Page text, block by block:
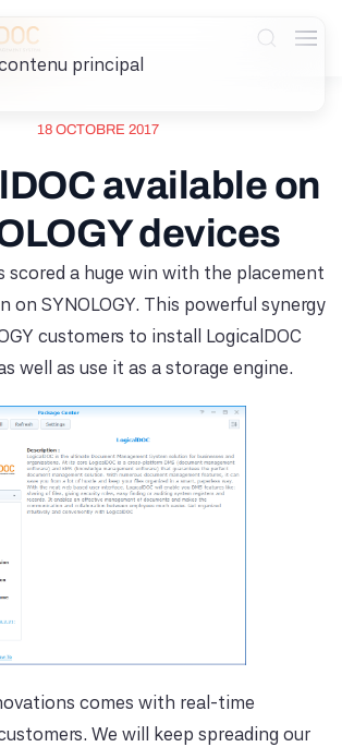
principal
18 OCTOBRE 2017
available on
devices
scored a huge win with the placement
on SYNOLOGY. This powerful synergy
customers to install LogicalDOC
well as use it as a storage engine.
comes with real-time
We will keep spreading our